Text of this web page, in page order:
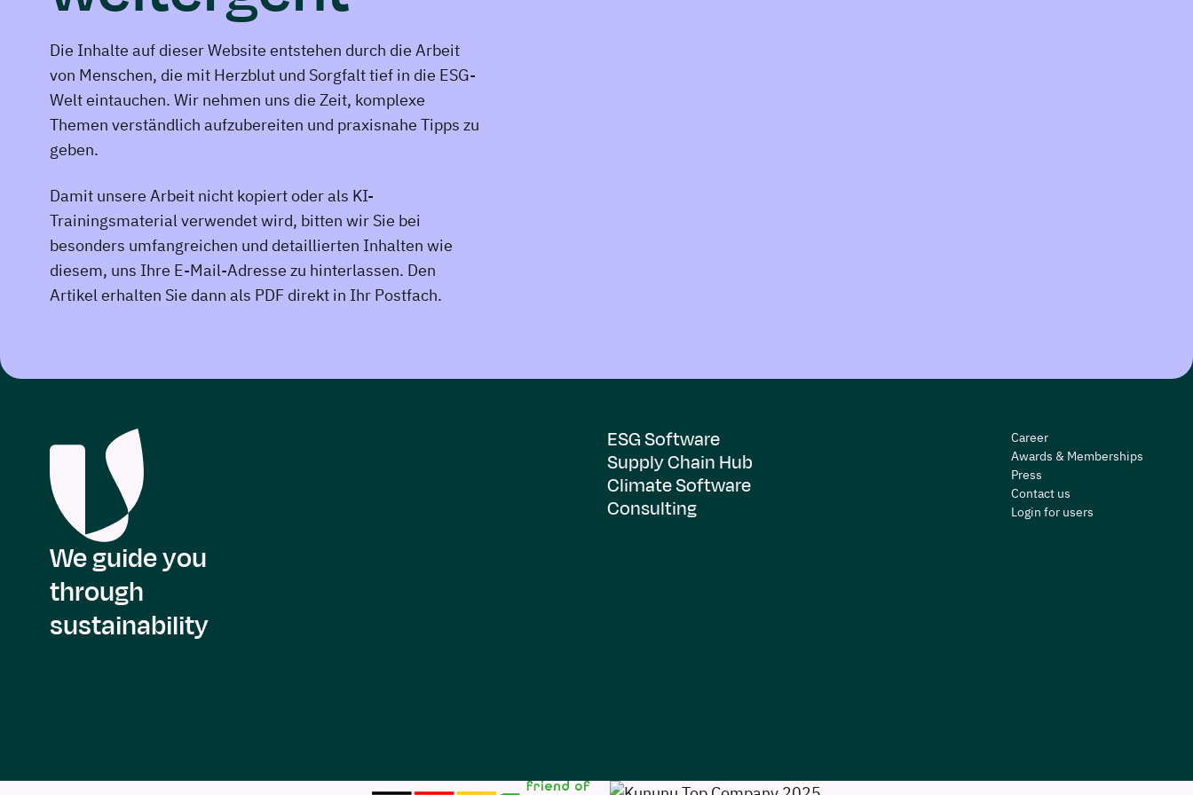
Die Inhalte auf dieser Website entstehen durch die Arbeit
von Menschen, die mit Herzblut und Sorgfalt tief in die ESG-
Welt eintauchen. Wir nehmen uns die Zeit, komplexe
Themen verständlich aufzubereiten und praxisnahe Tipps zu
geben.
Damit unsere Arbeit nicht kopiert oder als KI-
Trainingsmaterial verwendet wird, bitten wir Sie bei
besonders umfangreichen und detaillierten Inhalten wie
diesem, uns Ihre E-Mail-Adresse zu hinterlassen. Den
Artikel erhalten Sie dann als PDF direkt in Ihr Postfach.
We guide you
through
sustainability
ESG Software
Supply Chain Hub
Climate Software
Consulting
Career
Awards & Memberships
Press
Contact us
Login for users